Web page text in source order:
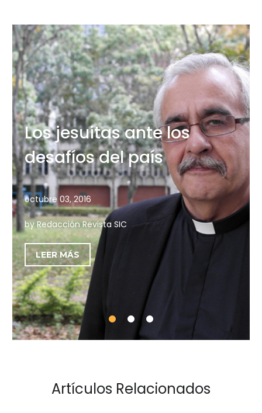
Los jesuitas ante los
desafíos del país
octubre 03, 2016
by Redacción Revista SIC
LEER MÁS
Artículos Relacionados